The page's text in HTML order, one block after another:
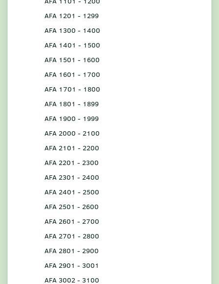
AFA 1201 - 1299
AFA 1300 - 1400
AFA 1401 - 1500
AFA 1501 - 1600
AFA 1601 - 1700
AFA 1701 - 1800
AFA 1801 - 1899
AFA 1900 - 1999
AFA 2000 - 2100
AFA 2101 - 2200
AFA 2201 - 2300
AFA 2301 - 2400
AFA 2401 - 2500
AFA 2501 - 2600
AFA 2601 - 2700
AFA 2701 - 2800
AFA 2801 - 2900
AFA 2901 - 3001
AFA 3002 - 3100